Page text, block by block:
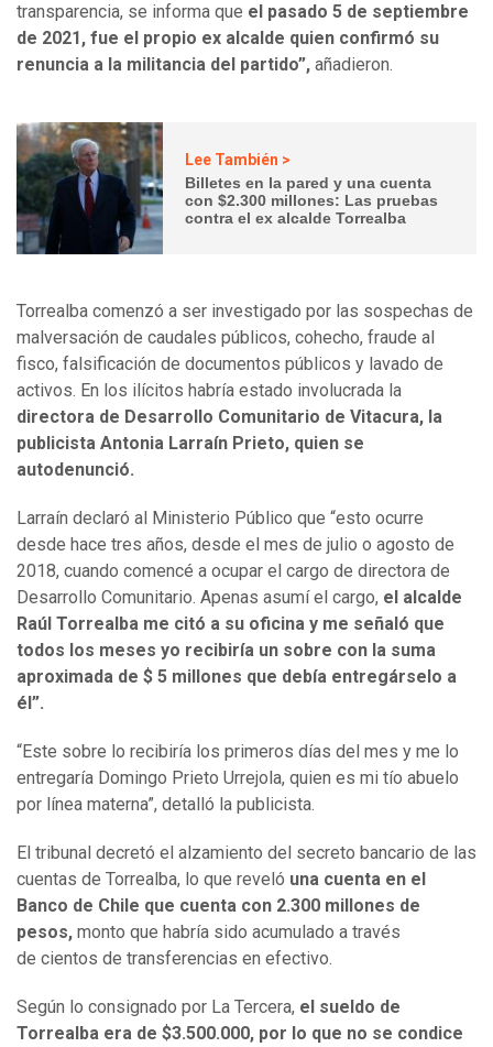
transparencia, se informa que el pasado 5 de septiembre
de 2021, fue el propio ex alcalde quien confirmó su
renuncia a la militancia del partido”, añadieron.
Lee También >
Billetes en la pared y una cuenta
con $2.300 millones: Las pruebas
contra el ex alcalde Torrealba
Torrealba comenzó a ser investigado por las sospechas de
malversación de caudales públicos, cohecho, fraude al
fisco, falsificación de documentos públicos y lavado de
activos. En los ilícitos habría estado involucrada la
directora de Desarrollo Comunitario de Vitacura, la
publicista Antonia Larraín Prieto, quien se
autodenunció.
Larraín declaró al Ministerio Público que “esto ocurre
desde hace tres años, desde el mes de julio o agosto de
2018, cuando comencé a ocupar el cargo de directora de
Desarrollo Comunitario. Apenas asumí el cargo, el alcalde
Raúl Torrealba me citó a su oficina y me señaló que
todos los meses yo recibiría un sobre con la suma
aproximada de $ 5 millones que debía entregárselo a
él”.
“Este sobre lo recibiría los primeros días del mes y me lo
entregaría Domingo Prieto Urrejola, quien es mi tío abuelo
por línea materna”, detalló la publicista.
El tribunal decretó el alzamiento del secreto bancario de las
cuentas de Torrealba, lo que reveló una cuenta en el
Banco de Chile que cuenta con 2.300 millones de
pesos, monto que habría sido acumulado a través
de cientos de transferencias en efectivo.
Según lo consignado por La Tercera, el sueldo de
Torrealba era de $3.500.000, por lo que no se condice